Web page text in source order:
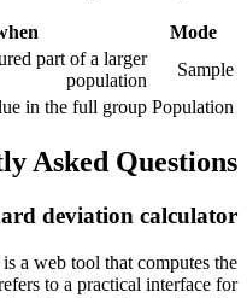
Mode
Sample
part of a larger
population
Population
in the full group
Asked Questions
deviation calculator?
a web tool that computes the
to a practical interface for